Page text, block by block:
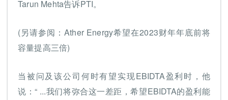
Tarun Mehta告诉PTI。
(另请参阅：Ather Energy希望在2023财年年底前将
容量提高三倍)
当被问及该公司何时有望实现EBIDTA盈利时，他
说：“ ...我们将弥合这一差距，希望EBIDTA的盈利能